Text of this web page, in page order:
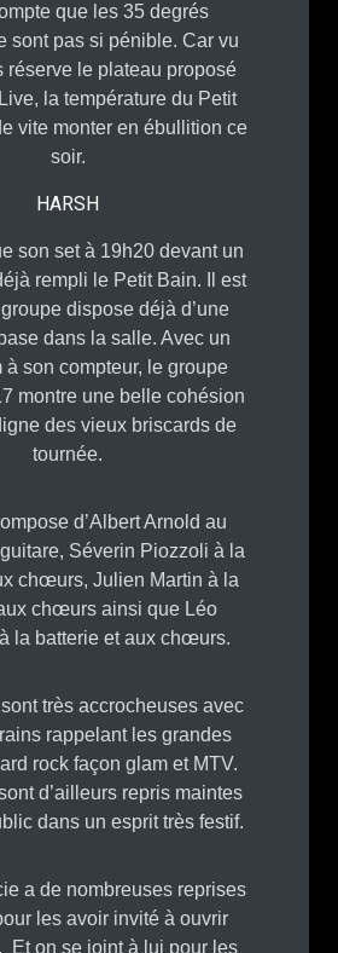
que les 35 degrés
sont pas si pénible. Car vu
réserve le plateau proposé
la température du Petit
vite monter en ébullition ce
soir.
HARSH
son set à 19h20 devant un
rempli le Petit Bain. Il est
dispose déjà d’une
dans la salle. Avec un
à son compteur, le groupe
montre une belle cohésion
des vieux briscards de
tournée.
d’Albert Arnold au
Séverin Piozzoli à la
chœurs, Julien Martin à la
chœurs ainsi que Léo
la batterie et aux chœurs.
très accrocheuses avec
rappelant les grandes
rock façon glam et MTV.
d’ailleurs repris maintes
dans un esprit très festif.
a de nombreuses reprises
les avoir invité à ouvrir
Et on se joint à lui pour les